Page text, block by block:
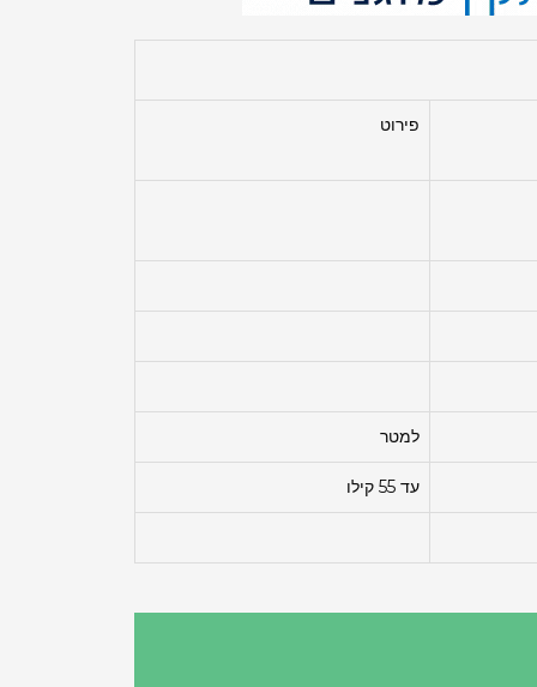
פירוט
למטר
עד 55 קילו